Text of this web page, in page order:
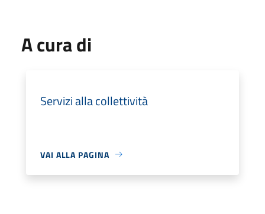
A cura di
Servizi alla collettività
VAI ALLA PAGINA